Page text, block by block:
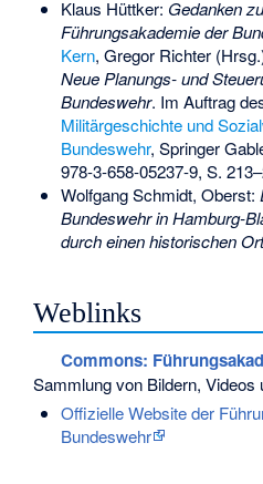
Klaus Hüttker: Gedanken
Führungsakademie der
Kern, Gregor Richter
Neue Planungs- und
Bundeswehr. Im Auftrag
Militärgeschichte und
Bundeswehr, Springer
978-3-658-05237-9, S.
Wolfgang Schmidt, Oberst:
Bundeswehr in Hamburg-
durch einen historischen
Weblinks
Commons:
Sammlung von Bildern, Videos
Offizielle Website der
Bundeswehr